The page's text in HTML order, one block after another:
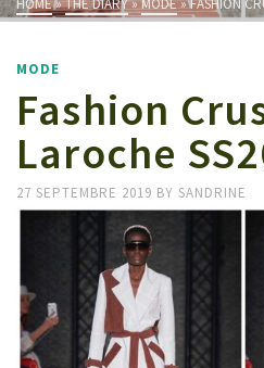
HOME»THE DIARY»MODE»FASHION
MODE
Fashion
Laroche
27 SEPTEMBRE 2019 BY SANDRINE